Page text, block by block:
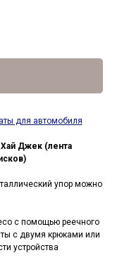
для автомобиля
Джек (лента
упор можно
с помощью реечного
с двумя крюками или
устройства